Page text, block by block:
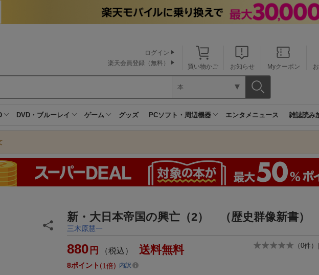
買い物かご お知らせ Myクーポン
ログイン
楽天会員登録（無料）
本
DVD・ブルーレイ ゲーム グッズ PCソフト・周辺機器 エンタメニュース 雑誌読み
新・大日本帝国の興亡（2） （歴史群像新書）
三木原慧一
（0件） |
880 円 （税込） 送料無料
8ポイント 1倍 内訳